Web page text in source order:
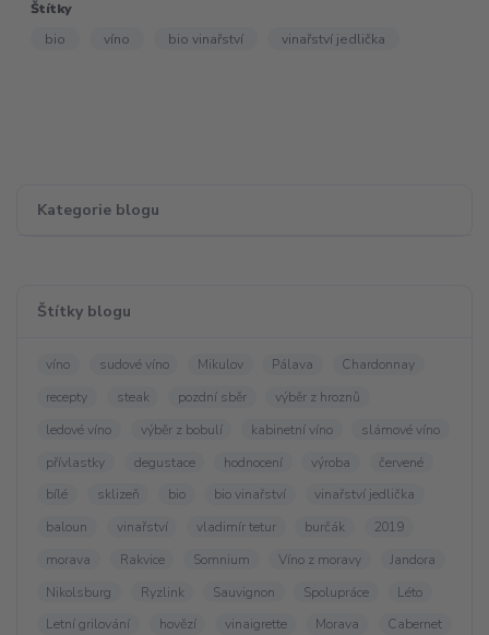
Kategorie blogu
Štítky blogu
víno sudové víno Mikulov Pálava
Chardonnay
recepty
steak pozdní sběr
výběr z hroznů
ledové víno
výběr z bobulí kabinetní víno
slámové víno
přívlastky
degustace hodnocení výroba
červené
bílé
sklizeň bio bio vinařství
vinařství jedlička
baloun
vinařství vladimír tetur burčák
2019
morava
Rakvice Somnium Víno z moravy
Jandora
Nikolsburg
Ryzlink Sauvignon Spolupráce
Léto
Letní grilování
hovězí vinaigrette Morava
Cabernet
Štítky
bio
víno bio vinařství vinařství jedlička